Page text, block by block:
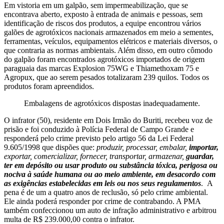
Em vistoria em um galpão, sem impermeabilização, que se
encontrava aberto, exposto à entrada de animais e pessoas, sem
identificação de riscos dos produtos, a equipe encontrou vários
galões de agrotóxicos nacionais armazenados em meio a sementes,
ferramentas, veículos, equipamentos elétricos e materiais diversos, o
que contraria as normas ambientais. Além disso, em outro cômodo
do galpão foram encontrados agrotóxicos importados de origem
paraguaia das marcas Explosion 75WG e Thiamethoxam 75 e
Agropux, que ao serem pesados totalizaram 239 quilos. Todos os
produtos foram apreendidos.
Embalagens de agrotóxicos dispostas inadequadamente.
O infrator (50), residente em Dois Irmão do Buriti, recebeu voz de
prisão e foi conduzido à Polícia Federal de Campo Grande e
responderá pelo crime previsto pelo artigo 56 da Lei Federal
9.605/1998 que dispões que: produzir, processar, embalar, importar,
exportar, comercializar, fornecer, transportar, armazenar, guardar,
ter em depósito ou usar produto ou substância tóxica, perigosa ou
nociva à saúde humana ou ao meio ambiente, em desacordo com
as exigências estabelecidas em leis ou nos seus regulamentos. A
pena é de um a quatro anos de reclusão, só pelo crime ambiental.
Ele ainda poderá responder por crime de contrabando. A PMA
também confeccionou um auto de infração administrativo e arbitrou
multa de R$ 239.000,00 contra o infrator.